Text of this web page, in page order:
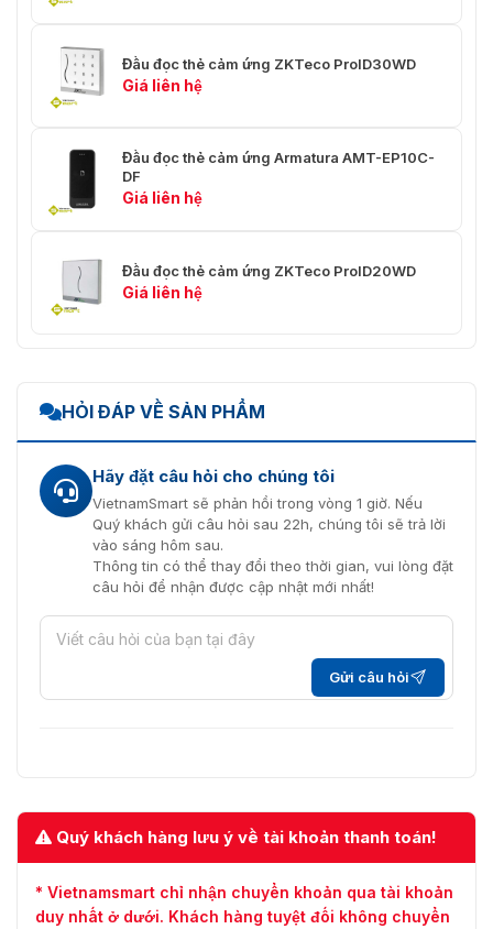
Đầu đọc thẻ cảm ứng ZKTeco ProID30WD
Giá liên hệ
Đầu đọc thẻ cảm ứng Armatura AMT-EP10C-
DF
Giá liên hệ
Đầu đọc thẻ cảm ứng ZKTeco ProID20WD
Giá liên hệ
HỎI ĐÁP VỀ SẢN PHẨM
Hãy đặt câu hỏi cho chúng tôi
VietnamSmart sẽ phản hồi trong vòng 1 giờ. Nếu
Quý khách gửi câu hỏi sau 22h, chúng tôi sẽ trả lời
vào sáng hôm sau.
Thông tin có thể thay đổi theo thời gian, vui lòng đặt
câu hỏi để nhận được cập nhật mới nhất!
Gửi câu hỏi
Quý khách hàng lưu ý về tài khoản thanh toán!
* Vietnamsmart chỉ nhận chuyển khoản qua tài khoản
duy nhất ở dưới. Khách hàng tuyệt đối không chuyển